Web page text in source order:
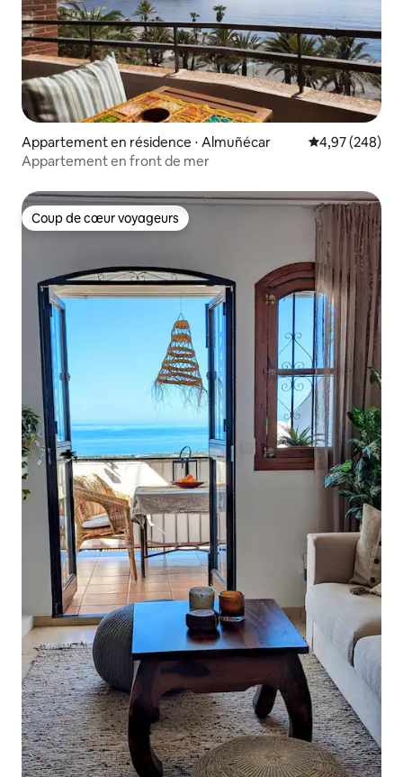
Appartement en résidence ⋅ Almuñécar Évaluation
4,97 (248)
Appartement en front de mer
Coup de cœur voyageurs
Coup de cœur voyageurs